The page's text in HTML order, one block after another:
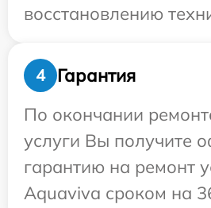
восстановлению
4
Гарантия
По окончании
услуги Вы получите
гарантию на ремонт
Aquaviva сроком на